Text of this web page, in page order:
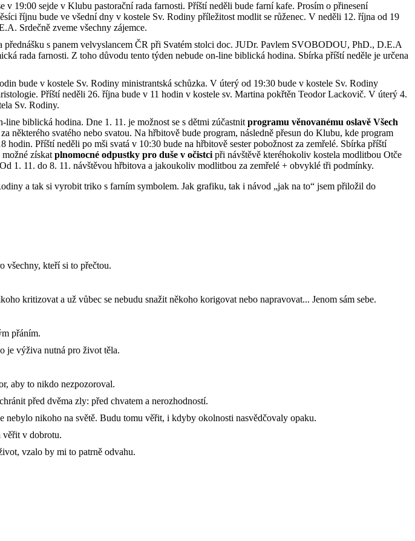
v 19:00 sejde v Klubu pastorační rada farnosti. Příští neděli bude farní kafe. Prosím o přinesení
říjnu bude ve všední dny v kostele Sv. Rodiny příležitost modlit se růženec. V neděli 12. října od 19
Srdečně zveme všechny zájemce.
s panem velvyslancem ČR při Svatém stolci doc. JUDr. Pavlem SVOBODOU, PhD., D.E.A
rada farnosti. Z toho důvodu tento týden nebude on-line biblická hodina. Sbírka příští neděle je určena
bude v kostele Sv. Rodiny ministrantská schůzka. V úterý od 19:30 bude v kostele Sv. Rodiny
Příští neděli 26. října bude v 11 hodin v kostele sv. Martina pokřtěn Teodor Lackovič. V úterý 4.
Sv. Rodiny.
biblická hodina. Dne 1. 11. je možnost se s dětmi zúčastnitprogramu věnovanému oslavě Všech
některého svatého nebo svatou. Na hřbitově bude program, následně přesun do Klubu, kde program
hodin. Příští neděli po mši svatá v 10:30 bude na hřbitově sester pobožnost za zemřelé. Sbírka příští
získatplnomocné odpustky pro duše v očistcipři návštěvě kteréhokoliv kostela modlitbou Otče
1. 11. do 8. 11. návštěvou hřbitova a jakoukoliv modlitbou za zemřelé + obvyklé tři podmínky.
a tak si vyrobit triko s farním symbolem. Jak grafiku, tak i návod „jak na to“ jsem přiložil do
všechny, kteří si to přečtou.
kritizovat a už vůbec se nebudu snažit někoho korigovat nebo napravovat... Jenom sám sebe.
přáním.
je výživa nutná pro život těla.
aby to nikdo nezpozoroval.
před dvěma zly: před chvatem a nerozhodností.
nebylo nikoho na světě. Budu tomu věřit, i kdyby okolnosti nasvědčovaly opaku.
věřit v dobrotu.
vzalo by mi to patrně odvahu.